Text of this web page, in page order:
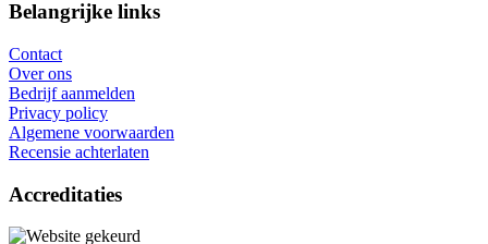
Belangrijke links
Contact
Over ons
Bedrijf aanmelden
Privacy policy
Algemene voorwaarden
Recensie achterlaten
Accreditaties